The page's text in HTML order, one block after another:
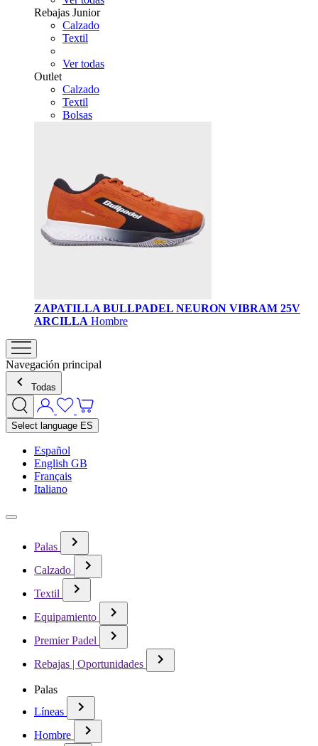
Rebajas Junior
Calzado
Textil
Ver todas
Outlet
Calzado
Textil
Bolsas
ZAPATILLA BULLPADEL NEURON VIBRAM 25V
ARCILLA Hombre
Navegación principal
Todas
Select language ES
Español
English GB
Français
Italiano
Palas
Calzado
Textil
Equipamiento
Premier Padel
Rebajas | Oportunidades
Palas
Líneas
Hombre